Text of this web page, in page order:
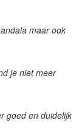
maar ook
je niet meer
goed en duidelijk